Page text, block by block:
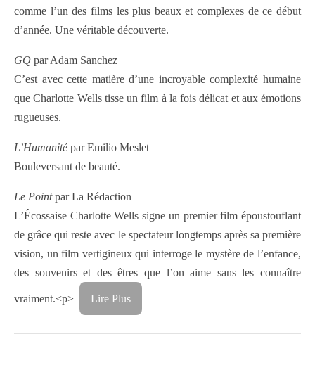
comme l’un des films les plus beaux et complexes de ce début
d’année. Une véritable découverte.
GQ par Adam Sanchez
C’est avec cette matière d’une incroyable complexité humaine
que Charlotte Wells tisse un film à la fois délicat et aux émotions
rugueuses.
L’Humanitépar Emilio Meslet
Bouleversant de beauté.
Le Pointpar La Rédaction
L’Écossaise Charlotte Wells signe un premier film époustouflant
de grâce qui reste avec le spectateur longtemps après sa première
vision, un film vertigineux qui interroge le mystère de l’enfance,
des souvenirs et des êtres que l’on aime sans les connaître
vraiment.<p> Lire Plus